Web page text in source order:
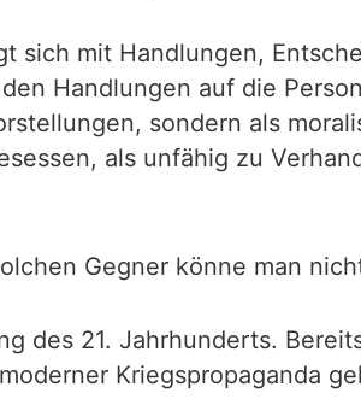
mit Handlungen,
Handlungen auf die
sondern als
als unfähig zu
Gegner könne man
des 21. Jahrhunderts.
Kriegspropaganda